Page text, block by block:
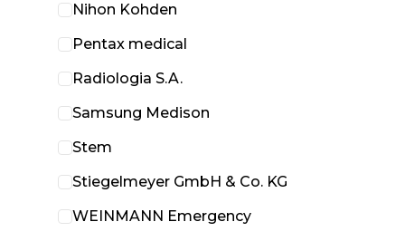
Nihon Kohden
Pentax medical
Radiologia S.A.
Samsung Medison
Stem
Stiegelmeyer GmbH & Co. KG
WEINMANN Emergency